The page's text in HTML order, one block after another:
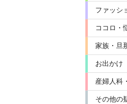
ファッシ
ココロ・
家族・旦
お出かけ
産婦人科
その他の